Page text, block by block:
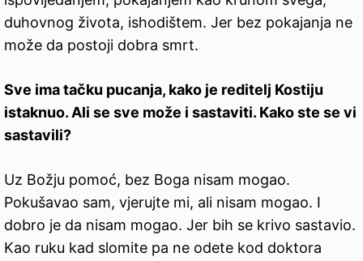
duhovnog života, ishodištem. Jer bez pokajanja ne
može da postoji dobra smrt.
Sve ima tačku pucanja, kako je reditelj Kostiju
istaknuo. Ali se sve može i sastaviti. Kako ste se vi
sastavili?
Uz Božju pomoć, bez Boga nisam mogao.
Pokušavao sam, vjerujte mi, ali nisam mogao. I
dobro je da nisam mogao. Jer bih se krivo sastavio.
Kao ruku kad slomite pa ne odete kod doktora